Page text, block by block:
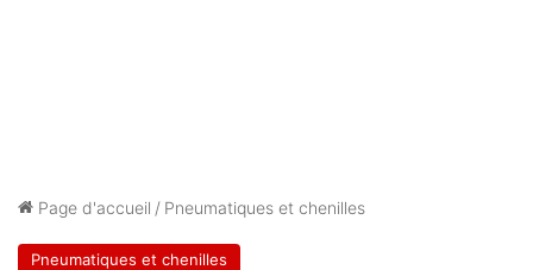
Page d'accueil / Pneumatiques et chenilles
Pneumatiques et chenilles